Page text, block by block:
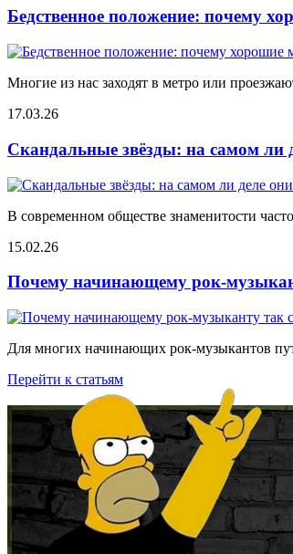
Бедственное положение: почему
Многие из нас заходят в метро или
17.03.26
Скандальные звёзды: на самом ли
В современном обществе знаменитости
15.02.26
Почему начинающему рок-
Для многих начинающих рок-музыкантов
Перейти к статьям